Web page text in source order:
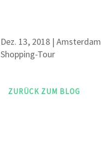
Dez. 13, 2018 | Amsterdam
Shopping-Tour
ZURÜCK ZUM BLOG